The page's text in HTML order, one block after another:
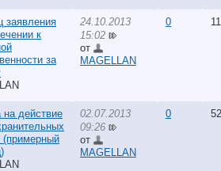
заявления
к
за
24.10.2013
15:02
от
MAGELLAN
0
действие
(примерный
02.07.2013
09:26
от
MAGELLAN
0